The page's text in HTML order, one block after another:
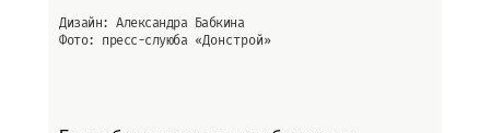
Дизайн: Александра Бабкина
Фото: пресс-слуюба «Донстрой»